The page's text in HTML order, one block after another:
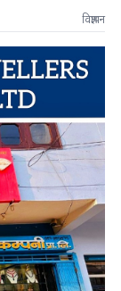
विज्ञापन